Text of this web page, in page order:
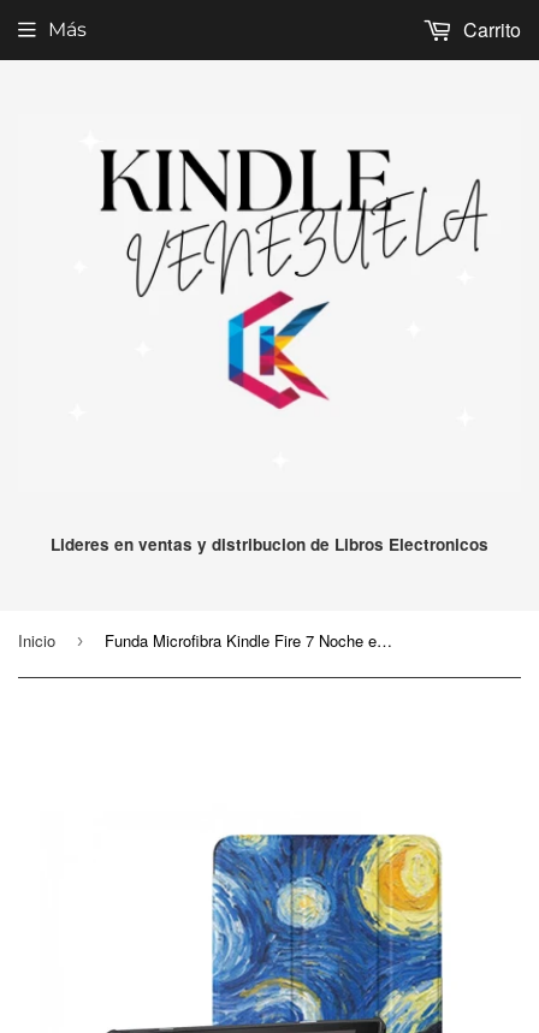
Lideres en ventas y distribucion de Libros Electronicos
Más Carrito
Inicio › Funda Microfibra Kindle Fire 7 Noche estrellada